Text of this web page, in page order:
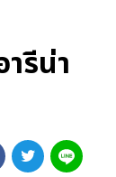
รีน่า